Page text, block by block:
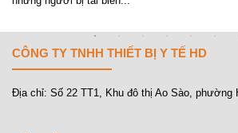
CÔNG TY TNHH THIẾT BỊ Y TẾ HD
Địa chỉ: Số 22 TT1, Khu đô thị Ao Sào, phường